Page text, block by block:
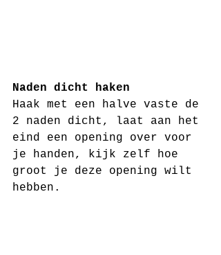
Naden dicht haken
Haak met een halve vaste de
2 naden dicht, laat aan het
eind een opening over voor
je handen, kijk zelf hoe
groot je deze opening wilt
hebben.